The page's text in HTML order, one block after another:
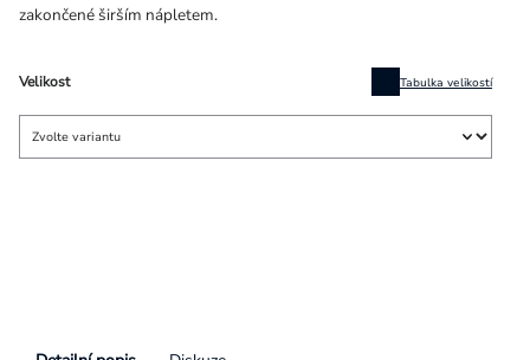
Velikost Tabulka velikostí
zakončené širším nápletem.